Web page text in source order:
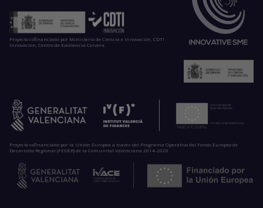
Proyecto cofinanciado por Ministerio de Ciencia e Innovación, CDTI
Innovación, Centro de Excelencia Cervera.
Proyecto cofinanciado por la Unión Europea a través del Programa Operativo del Fondo Europeo de
Desarrollo Regional (FEDER) de la Comunitat Valenciana 2014-2020